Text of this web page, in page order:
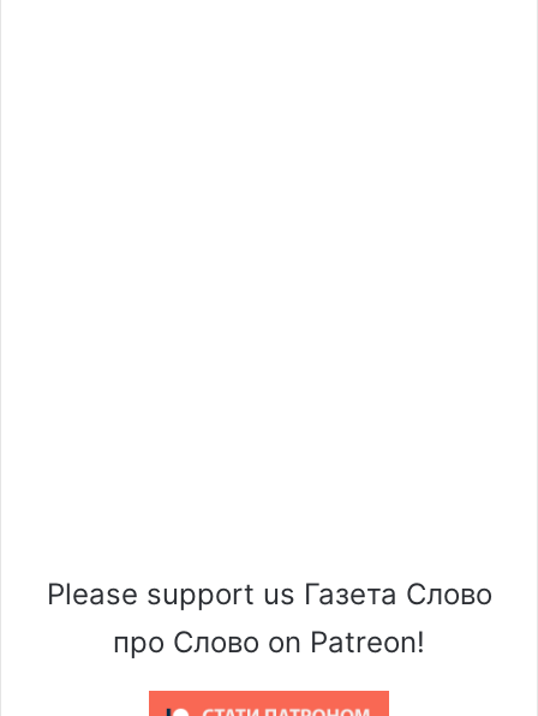
Please support us Газета Слово
про Слово on Patreon!